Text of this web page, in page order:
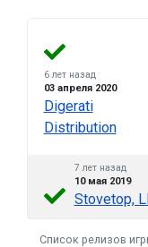
6 лет назад
03 апреля 2020
Digerati
Distribution
7 лет назад
10 мая 2019
Stovetop,
Список релизов